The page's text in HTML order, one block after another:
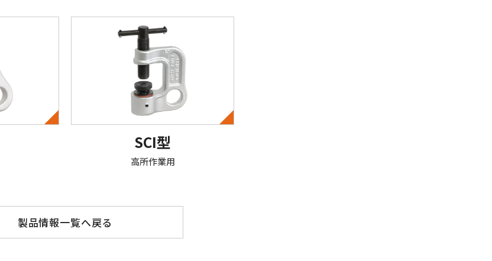
SCI型
高所作業用
製品情報一覧へ戻る